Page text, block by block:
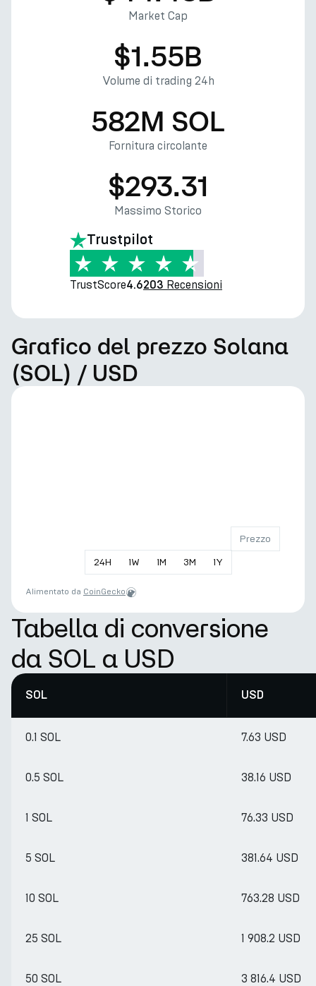
Market Cap
$1.55B
Volume di trading 24h
582M SOL
Fornitura circolante
$293.31
Massimo Storico
Trustpilot
TrustScore4.6203 Recensioni
Grafico del prezzo Solana
(SOL) / USD
24H 1W 1M 3M 1Y
Prezzo
Alimentato da CoinGecko
Tabella di conversione
da SOL a USD
SOL USD
0.1 SOL 7.63 USD
0.5 SOL 38.16 USD
1 SOL 76.33 USD
5 SOL 381.64 USD
10 SOL 763.28 USD
25 SOL 1 908.2 USD
50 SOL 3 816.4 USD